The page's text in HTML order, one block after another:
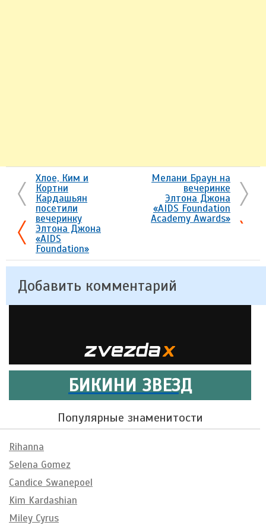
Хлое, Ким и
Кортни
Кардашьян
посетили
вечеринку
Элтона Джона
«AIDS
Foundation»
Мелани Браун на
вечеринке
Элтона Джона
«AIDS Foundation
Academy Awards»
Добавить комментарий
БИКИНИ ЗВЕЗД
Популярные знаменитости
Rihanna
Selena Gomez
Candice Swanepoel
Kim Kardashian
Miley Cyrus